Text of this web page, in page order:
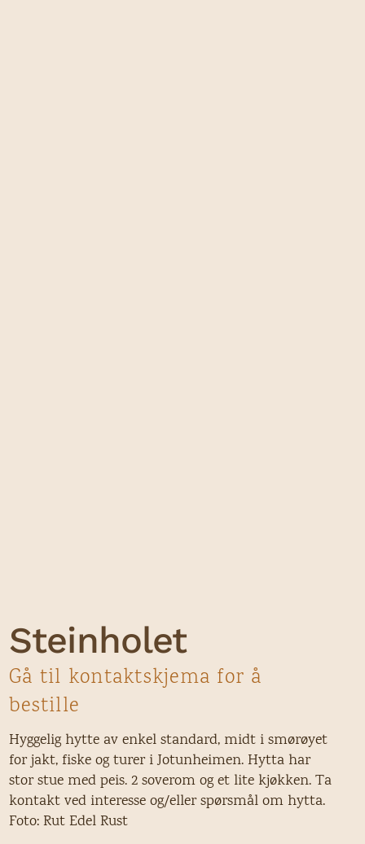
Steinholet
Gå til kontaktskjema for å
bestille
Hyggelig hytte av enkel standard, midt i smørøyet
for jakt, fiske og turer i Jotunheimen. Hytta har
stor stue med peis. 2 soverom og et lite kjøkken. Ta
kontakt ved interesse og/eller spørsmål om hytta.
Foto: Rut Edel Rust